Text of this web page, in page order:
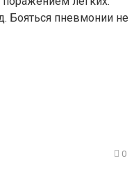
Бояться пневмонии не
0